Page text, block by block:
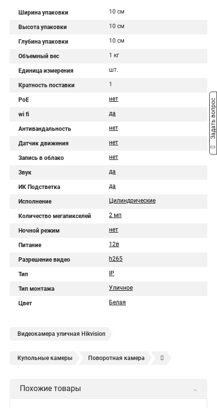
Ширина упаковки 10 см
Высота упаковки 10 см
Глубина упаковки 10 см
Объемный вес 1 кг
Единица измерения шт.
Кратность поставки 1
PoE нет
wi fi да
Антивандальность нет
Датчик движения нет
Запись в облако нет
Звук да
ИК Подстветка да
Исполнение Цилиндрические
Количество мегапикселей 2 мп
Ночной режим нет
Питание 12в
Разрешение видео h265
Тип IP
Тип монтажа Уличное
Цвет Белая
Видеокамера уличная Hikvision
Купольные камеры Поворотная камера
Камера видеонаблюдения hikvision
Похожие товары
Задать вопрос